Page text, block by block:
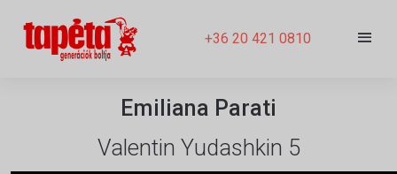
+36 20 421 0810
Emiliana Parati
Valentin Yudashkin 5